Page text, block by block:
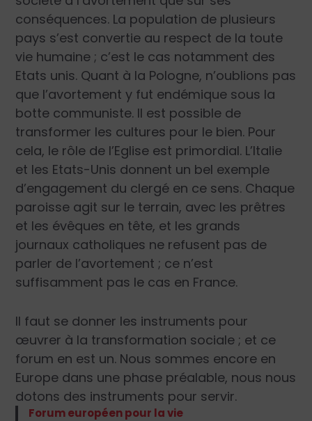
conséquences. La population de plusieurs
pays s’est convertie au respect de la toute
vie humaine ; c’est le cas notamment des
Etats unis. Quant à la Pologne, n’oublions pas
que l’avortement y fut endémique sous la
botte communiste. Il est possible de
transformer les cultures pour le bien. Pour
cela, le rôle de l’Eglise est primordial. L’Italie
et les Etats-Unis donnent un bel exemple
d’engagement du clergé en ce sens. Chaque
paroisse agit sur le terrain, avec les prêtres
et les évêques en tête, et les grands
journaux catholiques ne refusent pas de
parler de l’avortement ; ce n’est
suffisamment pas le cas en France.
Il faut se donner les instruments pour
œuvrer à la transformation sociale ; et ce
forum en est un. Nous sommes encore en
Europe dans une phase préalable, nous nous
dotons des instruments pour servir.
Forum européen pour la vie